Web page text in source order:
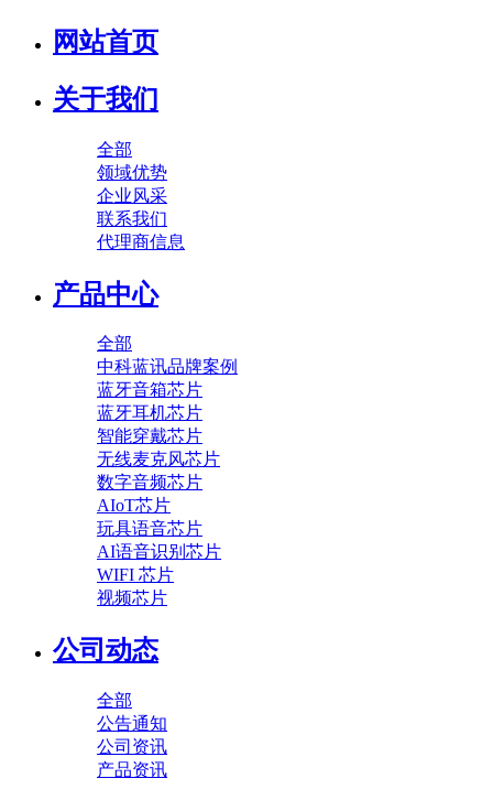
网站首页
关于我们
全部
领域优势
企业风采
联系我们
代理商信息
产品中心
全部
中科蓝讯品牌案例
蓝牙音箱芯片
蓝牙耳机芯片
智能穿戴芯片
无线麦克风芯片
数字音频芯片
AIoT芯片
玩具语音芯片
AI语音识别芯片
WIFI 芯片
视频芯片
公司动态
全部
公告通知
公司资讯
产品资讯